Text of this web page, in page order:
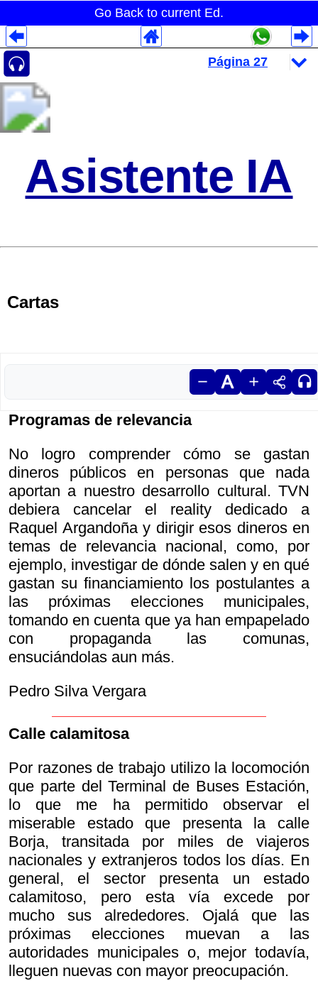
Go Back to current Ed.
Asistente IA
Cartas
Programas de relevancia
No logro comprender cómo se gastan
dineros públicos en personas que nada
aportan a nuestro desarrollo cultural. TVN
debiera cancelar el reality dedicado a
Raquel Argandoña y dirigir esos dineros en
temas de relevancia nacional, como, por
ejemplo, investigar de dónde salen y en qué
gastan su financiamiento los postulantes a
las próximas elecciones municipales,
tomando en cuenta que ya han empapelado
con propaganda las comunas,
ensuciándolas aun más.
Pedro Silva Vergara
Calle calamitosa
Por razones de trabajo utilizo la locomoción
que parte del Terminal de Buses Estación,
lo que me ha permitido observar el
miserable estado que presenta la calle
Borja, transitada por miles de viajeros
nacionales y extranjeros todos los días. En
general, el sector presenta un estado
calamitoso, pero esta vía excede por
mucho sus alrededores. Ojalá que las
próximas elecciones muevan a las
autoridades municipales o, mejor todavía,
lleguen nuevas con mayor preocupación.
Despliegues Analytics
Despliegues Totales
Despliegues por Rubros